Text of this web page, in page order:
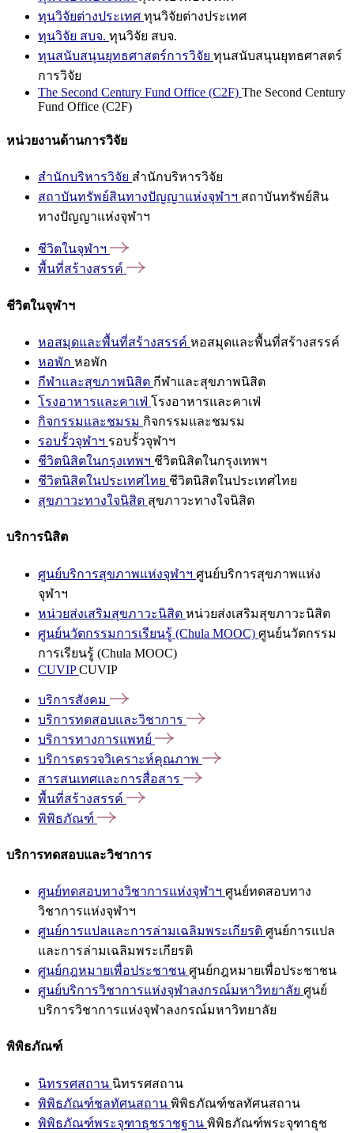
ทุนวิจัยต่างประเทศ ทุนวิจัยต่างประเทศ
ทุนวิจัย สบจ. ทุนวิจัย สบจ.
ทุนสนับสนุนยุทธศาสตร์การวิจัย ทุนสนับสนุนยุทธศาสตร์
การวิจัย
The Second Century Fund Office (C2F) The Second Century
Fund Office (C2F)
หน่วยงานด้านการวิจัย
สำนักบริหารวิจัย สำนักบริหารวิจัย
สถาบันทรัพย์สินทางปัญญาแห่งจุฬาฯ สถาบันทรัพย์สิน
ทางปัญญาแห่งจุฬาฯ
ชีวิตในจุฬาฯ
พื้นที่สร้างสรรค์
ชีวิตในจุฬาฯ
หอสมุดและพื้นที่สร้างสรรค์ หอสมุดและพื้นที่สร้างสรรค์
หอพัก หอพัก
กีฬาและสุขภาพนิสิต กีฬาและสุขภาพนิสิต
โรงอาหารและคาเฟ่ โรงอาหารและคาเฟ่
กิจกรรมและชมรม กิจกรรมและชมรม
รอบรั้วจุฬาฯ รอบรั้วจุฬาฯ
ชีวิตนิสิตในกรุงเทพฯ ชีวิตนิสิตในกรุงเทพฯ
ชีวิตนิสิตในประเทศไทย ชีวิตนิสิตในประเทศไทย
สุขภาวะทางใจนิสิต สุขภาวะทางใจนิสิต
บริการนิสิต
ศูนย์บริการสุขภาพแห่งจุฬาฯ ศูนย์บริการสุขภาพแห่ง
จุฬาฯ
หน่วยส่งเสริมสุขภาวะนิสิต หน่วยส่งเสริมสุขภาวะนิสิต
ศูนย์นวัตกรรมการเรียนรู้ (Chula MOOC) ศูนย์นวัตกรรม
การเรียนรู้ (Chula MOOC)
CUVIPCUVIP
บริการสังคม
บริการทดสอบและวิชาการ
บริการทางการแพทย์
บริการตรวจวิเคราะห์คุณภาพ
สารสนเทศและการสื่อสาร
พื้นที่สร้างสรรค์
พิพิธภัณฑ์
บริการทดสอบและวิชาการ
ศูนย์ทดสอบทางวิชาการแห่งจุฬาฯ ศูนย์ทดสอบทาง
วิชาการแห่งจุฬาฯ
ศูนย์การแปลและการล่ามเฉลิมพระเกียรติ ศูนย์การแปล
และการล่ามเฉลิมพระเกียรติ
ศูนย์กฎหมายเพื่อประชาชน ศูนย์กฎหมายเพื่อประชาชน
ศูนย์บริการวิชาการแห่งจุฬาลงกรณ์มหาวิทยาลัย ศูนย์
บริการวิชาการแห่งจุฬาลงกรณ์มหาวิทยาลัย
พิพิธภัณฑ์
นิทรรศสถาน นิทรรศสถาน
พิพิธภัณฑ์ชลทัศนสถาน พิพิธภัณฑ์ชลทัศนสถาน
พิพิธภัณฑ์พระจุฑาธุชราชฐาน พิพิธภัณฑ์พระจุฑาธุช